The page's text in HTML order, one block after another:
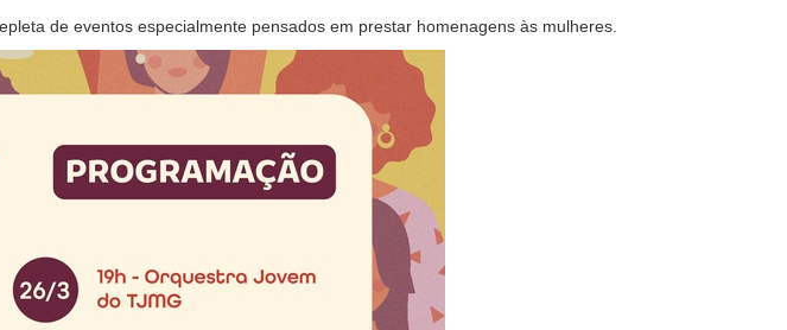
de eventos especialmente pensados em prestar homenagens às mulheres.